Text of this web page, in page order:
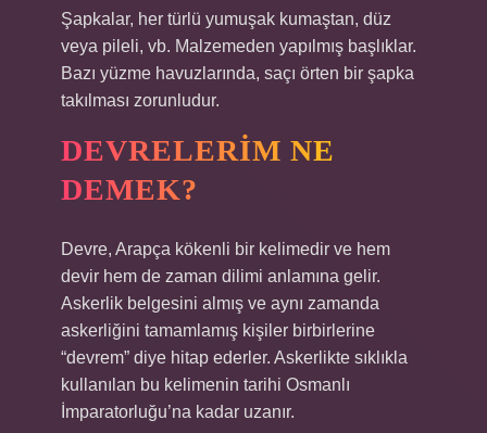
Şapkalar, her türlü yumuşak kumaştan, düz
veya pileli, vb. Malzemeden yapılmış başlıklar.
Bazı yüzme havuzlarında, saçı örten bir şapka
takılması zorunludur.
DEVRELERIM NE
DEMEK?
Devre, Arapça kökenli bir kelimedir ve hem
devir hem de zaman dilimi anlamına gelir.
Askerlik belgesini almış ve aynı zamanda
askerliğini tamamlamış kişiler birbirlerine
“devrem” diye hitap ederler. Askerlikte sıklıkla
kullanılan bu kelimenin tarihi Osmanlı
İmparatorluğu’na kadar uzanır.